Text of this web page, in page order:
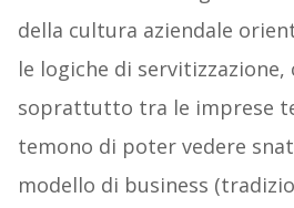
della cultura aziendale
le logiche di
soprattutto tra le imprese
temono di poter vedere
modello di business